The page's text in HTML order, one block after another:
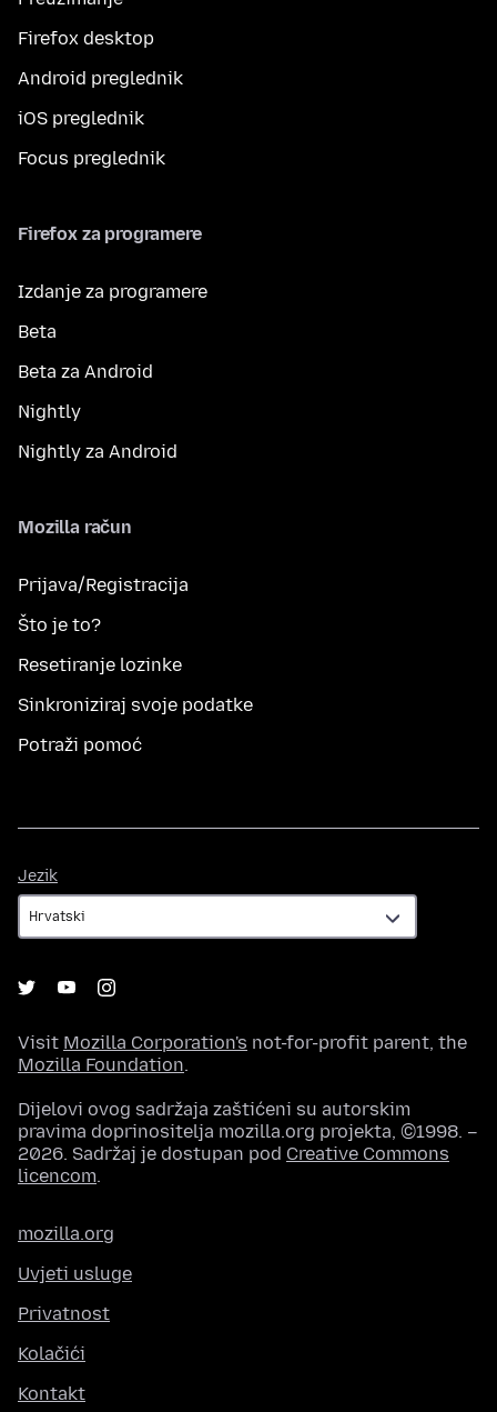
Firefox desktop
Android preglednik
iOS preglednik
Focus preglednik
Firefox za programere
Izdanje za programere
Beta
Beta za Android
Nightly
Nightly za Android
Mozilla račun
Prijava/Registracija
Što je to?
Resetiranje lozinke
Sinkroniziraj svoje podatke
Potraži pomoć
Jezik
Visit Mozilla Corporation's not-for-profit parent, the
Mozilla Foundation.
Dijelovi ovog sadržaja zaštićeni su autorskim
pravima doprinositelja mozilla.org projekta, ©1998. –
2026. Sadržaj je dostupan pod Creative Commons
licencom.
mozilla.org
Uvjeti usluge
Privatnost
Kolačići
Kontakt